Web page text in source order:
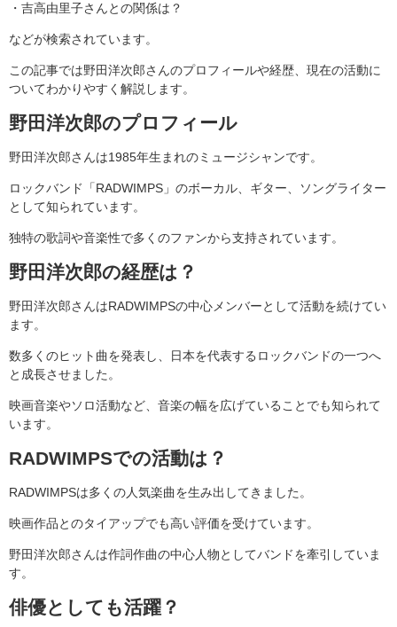
・吉高由里子さんとの関係は？
などが検索されています。
この記事では野田洋次郎さんのプロフィールや経歴、現在の活動に
ついてわかりやすく解説します。
野田洋次郎のプロフィール
野田洋次郎さんは1985年生まれのミュージシャンです。
ロックバンド「RADWIMPS」のボーカル、ギター、ソングライター
として知られています。
独特の歌詞や音楽性で多くのファンから支持されています。
野田洋次郎の経歴は？
野田洋次郎さんはRADWIMPSの中心メンバーとして活動を続けてい
ます。
数多くのヒット曲を発表し、日本を代表するロックバンドの一つへ
と成長させました。
映画音楽やソロ活動など、音楽の幅を広げていることでも知られて
います。
RADWIMPSでの活動は？
RADWIMPSは多くの人気楽曲を生み出してきました。
映画作品とのタイアップでも高い評価を受けています。
野田洋次郎さんは作詞作曲の中心人物としてバンドを牽引していま
す。
俳優としても活躍？